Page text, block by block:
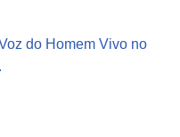
do Homem Vivo no